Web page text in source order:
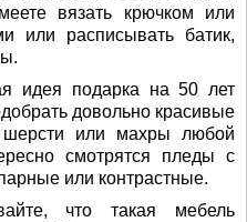
вязать крючком или
или расписывать батик,
идея подарка на 50 лет
довольно красивые
или махры любой
смотрятся пледы с
или контрастные.
что такая мебель